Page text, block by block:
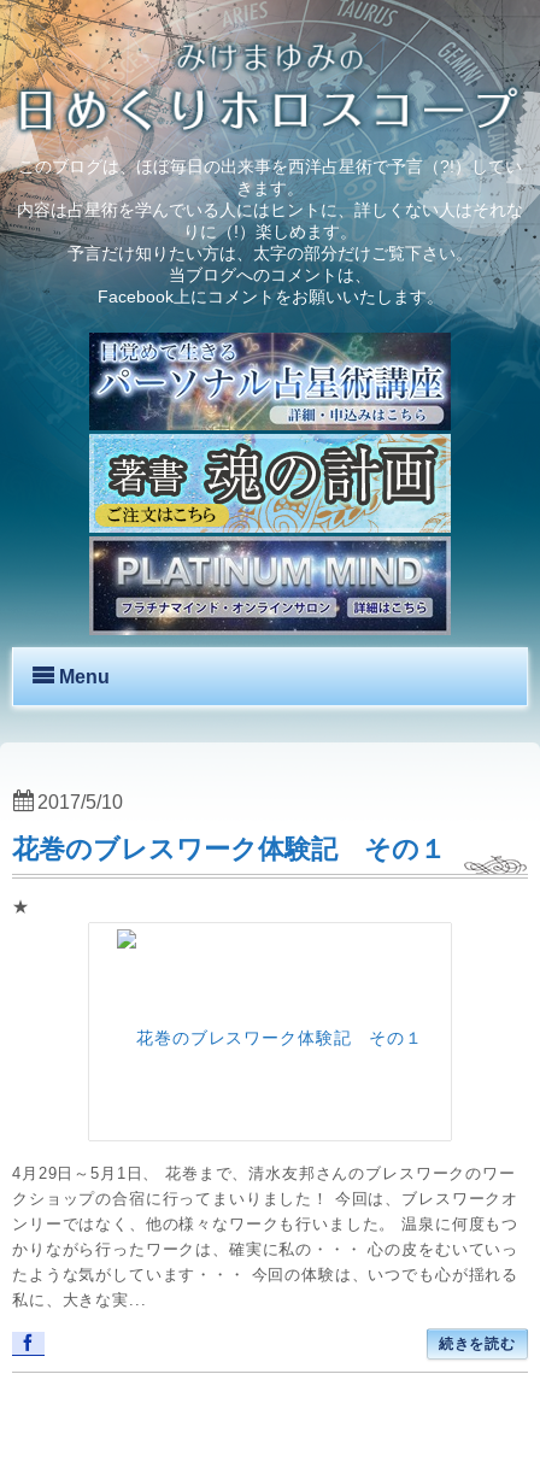
このブログは、ほぼ毎日の出来事を西洋占星術で予言（?!）してい
きます。
内容は占星術を学んでいる人にはヒントに、詳しくない人はそれな
りに（!）楽しめます。
予言だけ知りたい方は、太字の部分だけご覧下さい。
当ブログへのコメントは、
Facebook上にコメントをお願いいたします。
Menu
花巻のブレスワーク体験記 その１
★
4月29日～5月1日、 花巻まで、清水友邦さんのブレスワークのワー
クショップの合宿に行ってまいりました！ 今回は、ブレスワークオ
ンリーではなく、他の様々なワークも行いました。 温泉に何度もつ
かりながら行ったワークは、確実に私の・・・ 心の皮をむいていっ
たような気がしています・・・ 今回の体験は、いつでも心が揺れる
私に、大きな実...
続きを読む
2017/5/10